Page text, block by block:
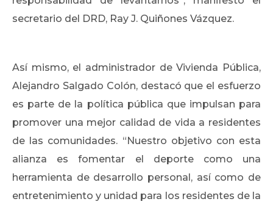
secretario del DRD, Ray J. Quiñones Vázquez.
Así mismo, el administrador de Vivienda Pública,
Alejandro Salgado Colón, destacó que el esfuerzo
es parte de la política pública que impulsan para
promover una mejor calidad de vida a residentes
de las comunidades. “Nuestro objetivo con esta
alianza es fomentar el deporte como una
herramienta de desarrollo personal, así como de
entretenimiento y unidad para los residentes de la